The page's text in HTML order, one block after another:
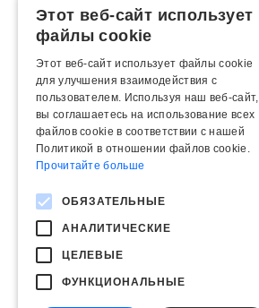
Этот веб-сайт использует
файлы cookie
Этот веб-сайт использует файлы cookie
для улучшения взаимодействия с
пользователем. Используя наш веб-сайт,
вы соглашаетесь на использование всех
файлов cookie в соответствии с нашей
Политикой в ​​отношении файлов cookie.
Прочитайте больше
ОБЯЗАТЕЛЬНЫЕ
АНАЛИТИЧЕСКИЕ
ЦЕЛЕВЫЕ
ФУНКЦИОНАЛЬНЫЕ